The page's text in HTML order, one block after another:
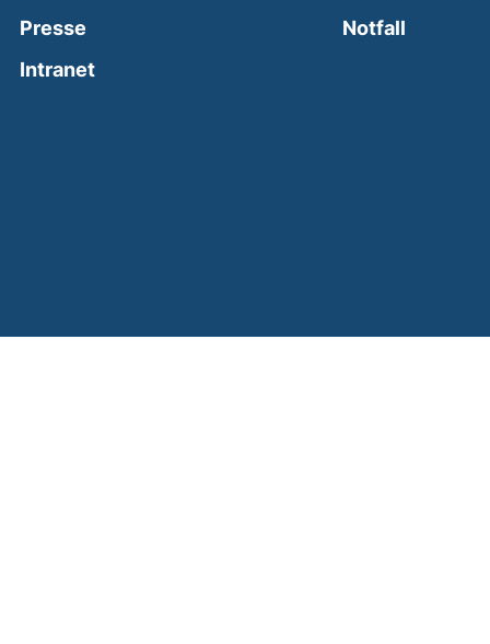
Presse
Intranet(external link, opens in a new window)
Notfall